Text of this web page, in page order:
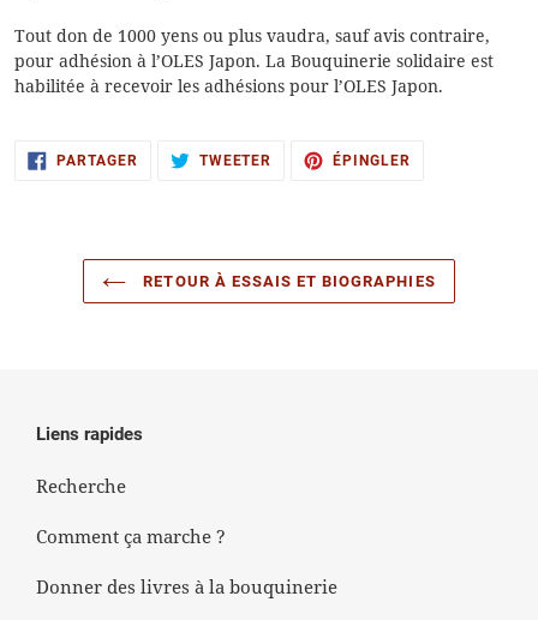
Tout don de 1000 yens ou plus vaudra, sauf avis contraire,
pour adhésion à l’OLES Japon. La Bouquinerie solidaire est
habilitée à recevoir les adhésions pour l’OLES Japon.
PARTAGER PARTAGERTWEETER TWEETERÉPINGLER
RETOUR À ESSAIS ET BIOGRAPHIES
Liens rapides
Recherche
Comment ça marche ?
Donner des livres à la bouquinerie